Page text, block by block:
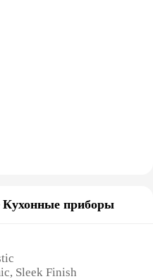
Кухонные приборы
Sleek Finish